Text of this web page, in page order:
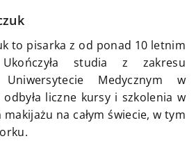
to pisarka z od ponad 10 letnim
Ukończyła studia z zakresu
Medycznym w
liczne kursy i szkolenia w
makijażu na całym świecie, w tym